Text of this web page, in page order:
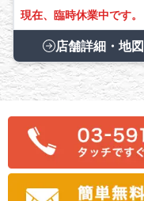
現在、臨時休業中です。
店舗詳細・地図